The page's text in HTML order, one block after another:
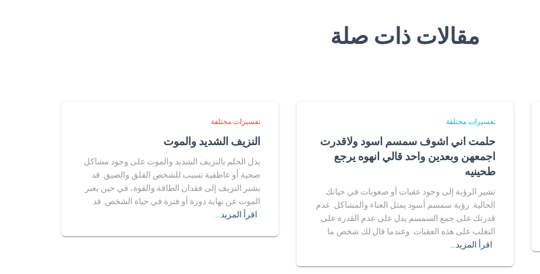
مقالات ذات صلة
تفسيرات مختلفة
حلمت اني اشوف سمسم اسود ولاقدرت
اجمعهن وبعدين واحد قالي انهوه يرجع
طحينيه
تشير الرؤية إلى وجود عقبات أو صعوبات في حياتك
الحالية. رؤية سمسم أسود يمثل العناء والمشاكل. عدم
قدرتك على جمع السمسم يدل على عدم القدرة على
التغلب على هذه العقبات. وعندما قال لك شخص ما
اقرأ المزيد…
تفسيرات مختلفة
النزيف الشديد والموت
يدل الحلم بالنزيف الشديد والموت على وجود مشاكل
صحية أو عاطفية تسبب للشخص القلق والضيق. قد
يشير النزيف إلى فقدان الطاقة والقوة، في حين يعبر
الموت عن نهاية دورة أو فترة في حياة الشخص. قد
اقرأ المزيد…